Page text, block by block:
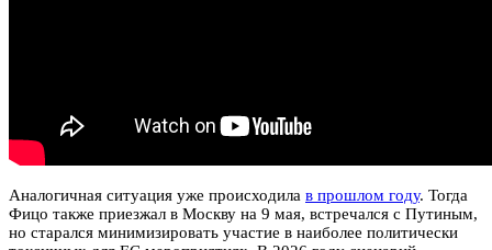
Аналогичная ситуация уже происходила в прошлом году. Тогда
Фицо также приезжал в Москву на 9 мая, встречался с Путиным,
но старался минимизировать участие в наиболее политически